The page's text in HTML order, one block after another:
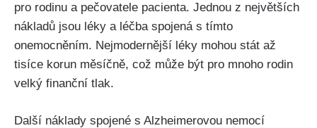
pro rodinu a pečovatele pacienta. Jednou z největších
nákladů jsou léky a léčba spojená s tímto
onemocněním. Nejmodernější léky mohou stát až
tisíce korun měsíčně, což může být pro mnoho rodin
velký finanční tlak.
Další náklady spojené s Alzheimerovou nemocí